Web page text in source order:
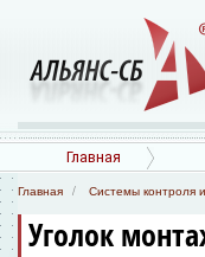
Главная
Главная Системы контроля
Уголок